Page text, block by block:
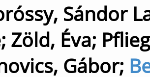
Sándor
; Zöld, Éva;
Gábor;